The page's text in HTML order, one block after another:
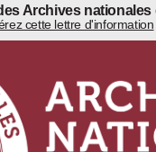
Archives
cette lettre d'information